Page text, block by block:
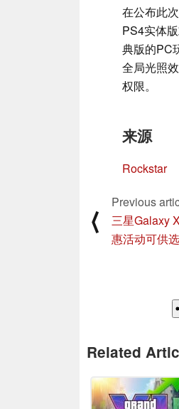
在公布此
PS4实体
典版的PC
全局光照
权限。
来源
Rockstar
⟨
Previous
三星Galaxy
惠活动可供
Related